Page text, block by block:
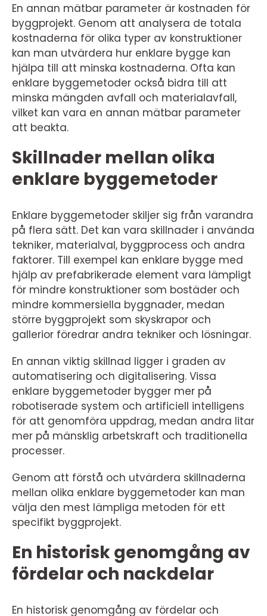
En annan mätbar parameter är kostnaden för
byggprojekt. Genom att analysera de totala
kostnaderna för olika typer av konstruktioner
kan man utvärdera hur enklare bygge kan
hjälpa till att minska kostnaderna. Ofta kan
enklare byggemetoder också bidra till att
minska mängden avfall och materialavfall,
vilket kan vara en annan mätbar parameter
att beakta.
Skillnader mellan olika
enklare byggemetoder
Enklare byggemetoder skiljer sig från varandra
på flera sätt. Det kan vara skillnader i använda
tekniker, materialval, byggprocess och andra
faktorer. Till exempel kan enklare bygge med
hjälp av prefabrikerade element vara lämpligt
för mindre konstruktioner som bostäder och
mindre kommersiella byggnader, medan
större byggprojekt som skyskrapor och
gallerior föredrar andra tekniker och lösningar.
En annan viktig skillnad ligger i graden av
automatisering och digitalisering. Vissa
enklare byggemetoder bygger mer på
robotiserade system och artificiell intelligens
för att genomföra uppdrag, medan andra litar
mer på mänsklig arbetskraft och traditionella
processer.
Genom att förstå och utvärdera skillnaderna
mellan olika enklare byggemetoder kan man
välja den mest lämpliga metoden för ett
specifikt byggprojekt.
En historisk genomgång av
fördelar och nackdelar
En historisk genomgång av fördelar och